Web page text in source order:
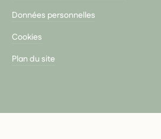
Données personnelles
Cookies
Plan du site